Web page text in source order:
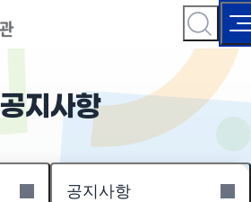
공지사항
공지사항